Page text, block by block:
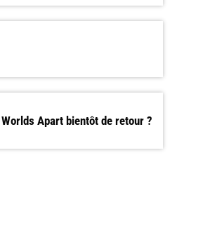
Apart bientôt de retour ?